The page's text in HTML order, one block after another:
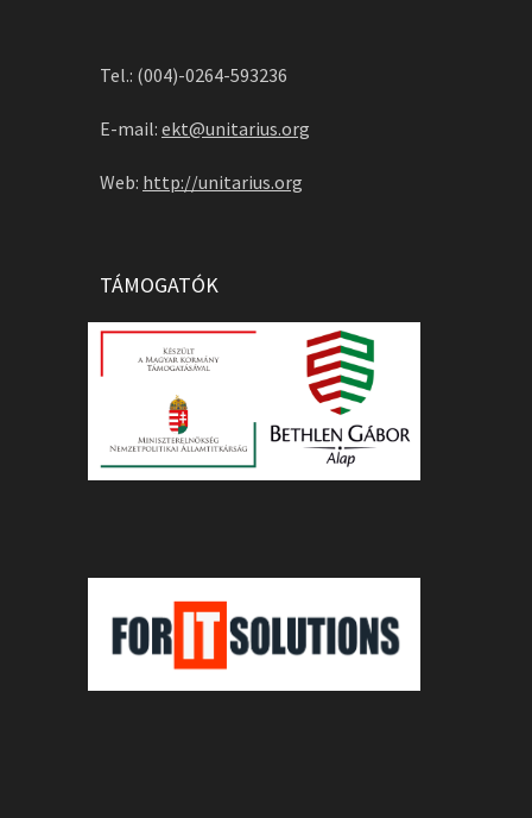
Tel.: (004)-0264-593236
E-mail: ekt@unitarius.org
Web: http://unitarius.org
TÁMOGATÓK